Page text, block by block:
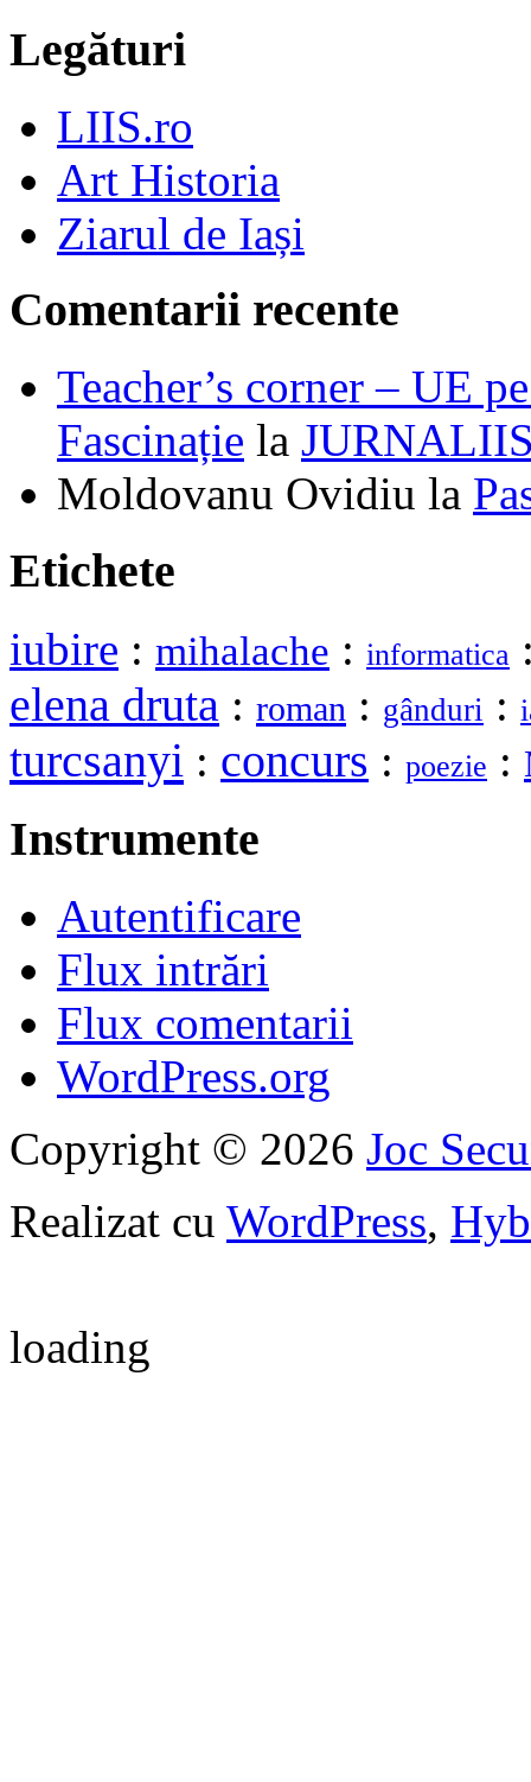
Legături
LIIS.ro
Art Historia
Ziarul de Iași
Comentarii recente
Teacher’s corner – UE
Fascinație la
Moldovanu Ovidiu la
Etichete
iubire : mihalache : informatica
elena druta : roman : gânduri :
turcsanyi : concurs : poezie :
Instrumente
Autentificare
Flux intrări
Flux comentarii
WordPress.org
Copyright © 2026 Joc
Realizat cu WordPress,
loading